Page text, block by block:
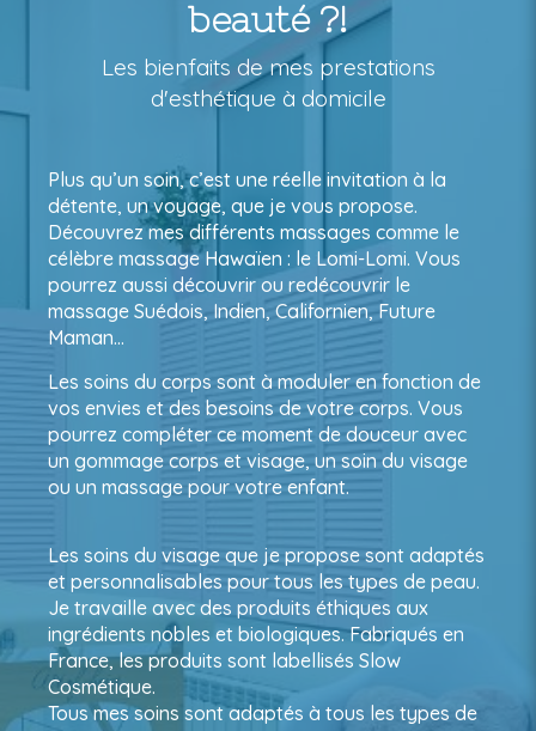
beauté ?!
Les bienfaits de mes prestations
d'esthétique à domicile
Plus qu’un soin, c’est une réelle invitation à la
détente, un voyage, que je vous propose.
Découvrez mes différents massages comme le
célèbre massage Hawaïen : le Lomi-Lomi. Vous
pourrez aussi découvrir ou redécouvrir le
massage Suédois, Indien, Californien, Future
Maman…
Les soins du corps sont à moduler en fonction de
vos envies et des besoins de votre corps. Vous
pourrez compléter ce moment de douceur avec
un gommage corps et visage, un soin du visage
ou un massage pour votre enfant.
Les soins du visage que je propose sont adaptés
et personnalisables pour tous les types de peau.
Je travaille avec des produits éthiques aux
ingrédients nobles et biologiques. Fabriqués en
France, les produits sont labellisés Slow
Cosmétique.
Tous mes soins sont adaptés à tous les types de